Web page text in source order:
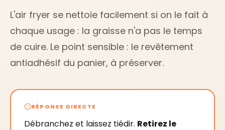
L'air fryer se nettoie facilement si on le fait à
chaque usage : la graisse n'a pas le temps
de cuire. Le point sensible : le revêtement
antiadhésif du panier, à préserver.
RÉPONSE DIRECTE
Débranchez et laissez tiédir. Retirez le